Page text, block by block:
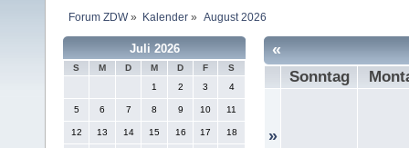
Forum ZDW» Kalender » August 2026
Juli 2026
S M D M D F
S
1
2 3 4
5 6 7 8 9 10 11
12 13 14 15 16 17 18
«
Sonntag
»